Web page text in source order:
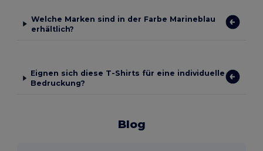
Welche Marken sind in der Farbe Marineblau
erhältlich?
Eignen sich diese T-Shirts für eine individuelle
Bedruckung?
Blog